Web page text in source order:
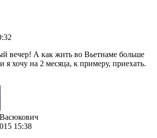
вечер! А как жить во Вьетнаме больше
я хочу на 2 месяца, к примеру, приехать.
15:38